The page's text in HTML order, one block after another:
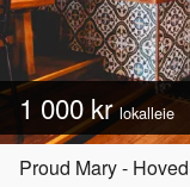
1 000 krlokalleie
Proud Mary -